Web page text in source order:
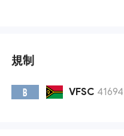
規制
B VFSC 41694